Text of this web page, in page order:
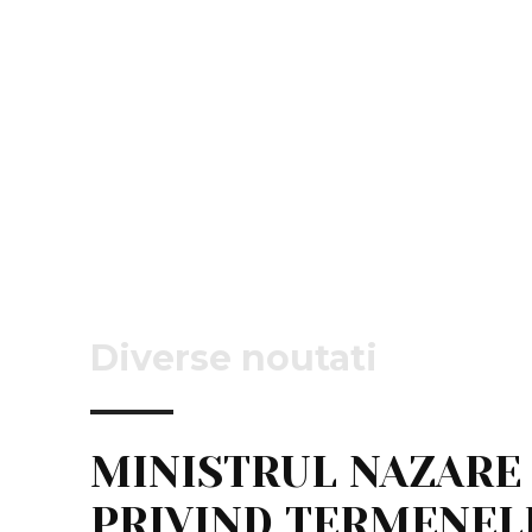
Diverse noutati
MINISTRUL NAZARE